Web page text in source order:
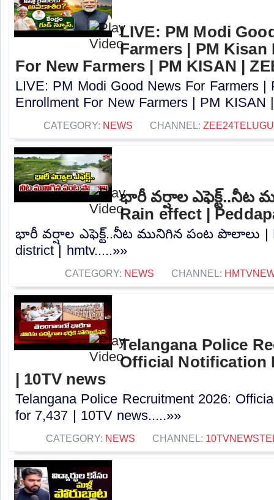
LIVE: PM Modi
Farmers | PM
For New Farmers | PM KISAN |
LIVE: PM Modi Good News For Farmers |
Enrollment For New Farmers | PM KISAN
CATEGORY: NEWS CHANNEL:
భారీ వర్షాల ఎఫెక్ట్..నీట
Rain effect |
భారీ వర్షాల ఎఫెక్ట్..నీట మునిగిన పంట పొలాలు |
district | hmtv.....»»
CATEGORY: NEWS CHANNEL:
Telangana Police
Official Notification
| 10TV news
Telangana Police Recruitment 2026:
for 7,437 | 10TV news.....»»
CATEGORY: NEWS CHANNEL: